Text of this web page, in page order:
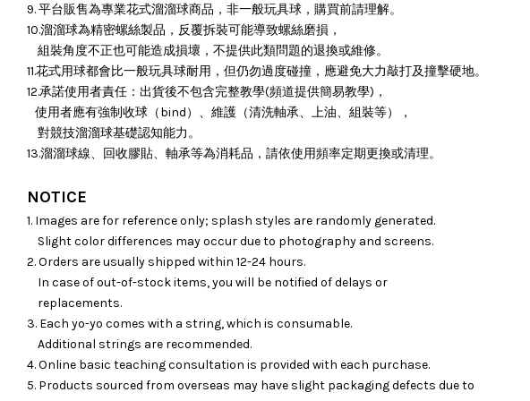
9. 平台販售為專業花式溜溜球商品，非一般玩具球，購買前請理解。
10.溜溜球為精密螺絲製品，反覆拆裝可能導致螺絲磨損，
組裝角度不正也可能造成損壞， 不提供此類問題的退換或維修。
11.花式用球都會比一般玩具球耐用，但仍勿過度碰撞，應避免大力敲打及撞擊硬地。
12.承諾使用者責任：出貨後不包含完整教學(頻道提供簡易教學)，
使用者應有強制收球（bind）、維護（清洗軸承、上油、組裝等），
對競技溜溜球基礎認知能力。
13.溜溜球線、回收膠貼、軸承等為消耗品，請依使用頻率定期更換或清理。
NOTICE
1. Images are for reference only; splash styles are randomly generated.
Slight color differences may occur due to photography and screens.
2. Orders are usually shipped within 12-24 hours.
In case of out-of-stock items, you will be notified of delays or
replacements.
3. Each yo-yo comes with a string, which is consumable.
Additional strings are recommended.
4. Online basic teaching consultation is provided with each purchase.
5. Products sourced from overseas may have slight packaging defects due to